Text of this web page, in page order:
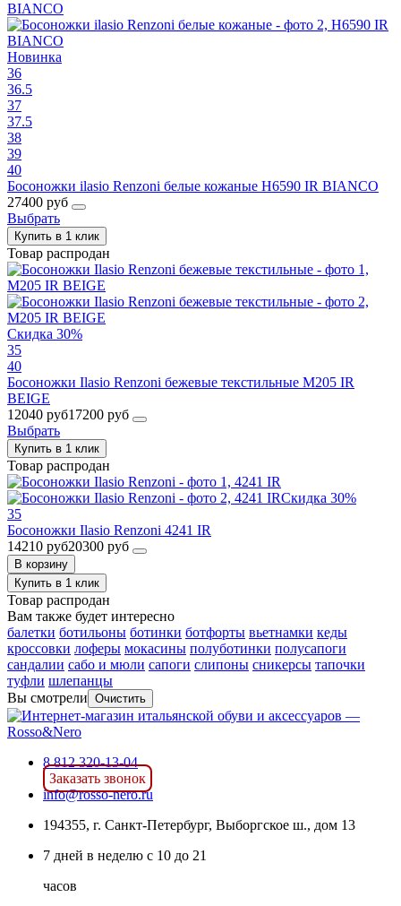
Новинка
36
36.5
37
37.5
38
39
40
Босоножки ilasio Renzoni белые кожаные H6590 IR BIANCO
27400 руб
Выбрать
Купить в 1 клик
Товар распродан
Скидка 30%
35
40
Босоножки Ilasio Renzoni бежевые текстильные M205 IR
BEIGE
12040 руб17200 руб
Выбрать
Купить в 1 клик
Товар распродан
Скидка 30%
35
Босоножки Ilasio Renzoni 4241 IR
14210 руб20300 руб
В корзину
Купить в 1 клик
Товар распродан
Вам также будет интересно
балетки ботильоны ботинки ботфорты вьетнамки кеды
кроссовки лоферы мокасины полуботинки полусапоги
сандалии сабо и мюли сапоги слипоны сникерсы тапочки
туфли шлепанцы
Вы смотрели Очистить
8 812 320-13-04
Заказать звонок
info@rosso-nero.ru
194355, г. Санкт-Петербург, Выборгское ш., дом 13
7 дней в неделю с 10 до 21
часов